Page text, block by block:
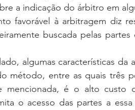
a indicação do árbitro em
buscada pelas
método, entre as quais três
mencionada, é o alto custo
o acesso das partes a